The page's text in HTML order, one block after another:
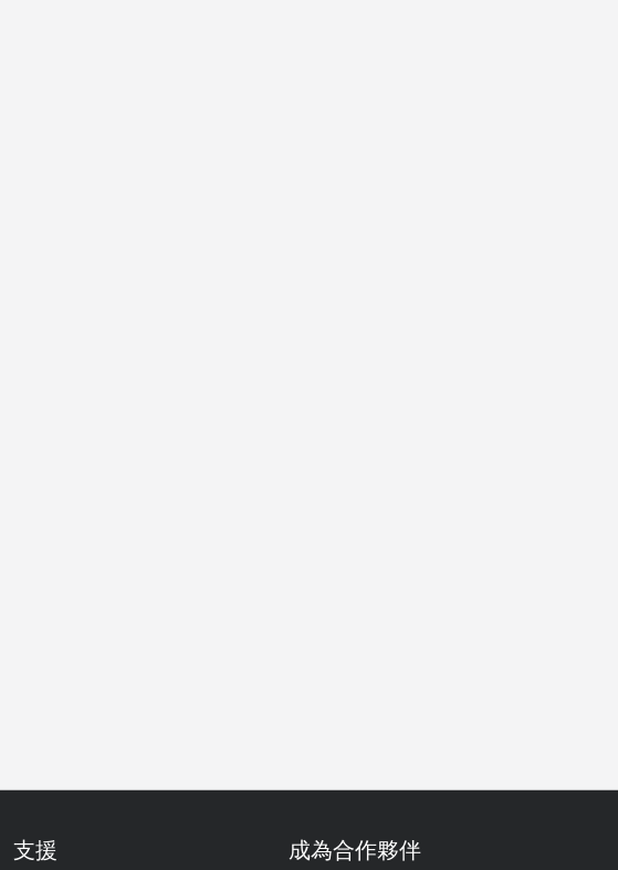
支援 成為合作夥伴